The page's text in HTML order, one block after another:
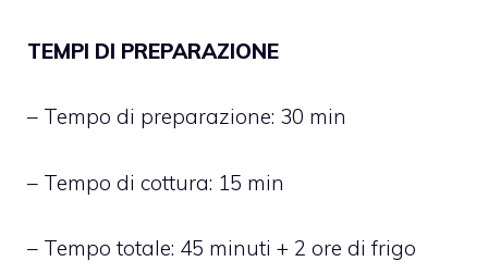
TEMPI DI PREPARAZIONE
– Tempo di preparazione: 30 min
– Tempo di cottura: 15 min
– Tempo totale: 45 minuti + 2 ore di frigo